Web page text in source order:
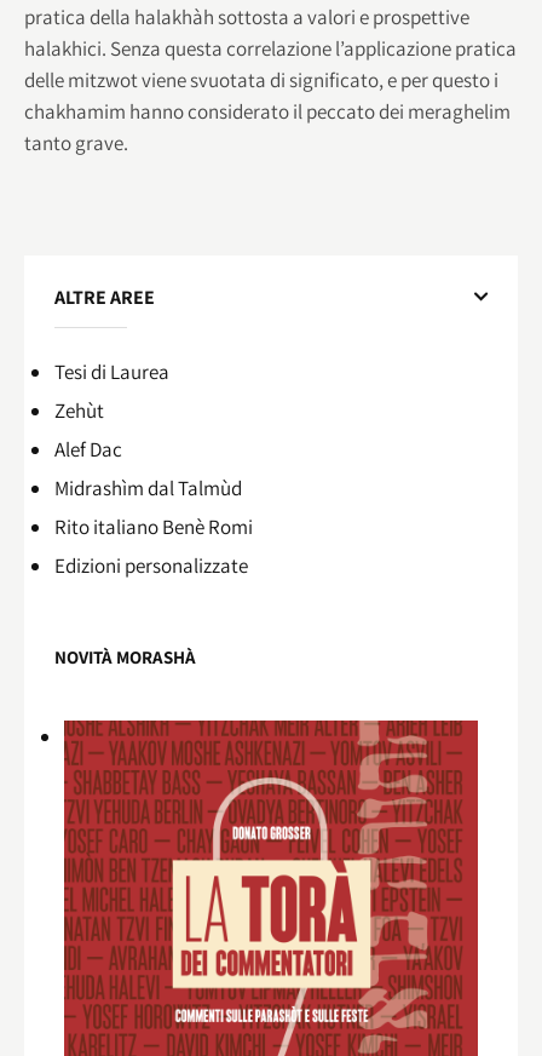
pratica della halakhàh sottosta a valori e prospettive
halakhici. Senza questa correlazione l’applicazione pratica
delle mitzwot viene svuotata di significato, e per questo i
chakhamim hanno considerato il peccato dei meraghelim
tanto grave.
ALTRE AREE
Tesi di Laurea
Zehùt
Alef Dac
Midrashìm dal Talmùd
Rito italiano Benè Romi​
Edizioni personalizzate
NOVITÀ MORASHÀ